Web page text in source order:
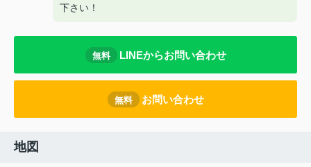
下さい！
無料 LINEからお問い合わせ
無料 お問い合わせ
地図